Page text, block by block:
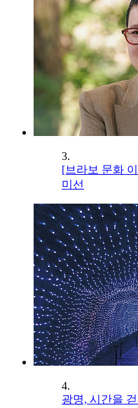
3.
[브라보 문화
미선
4.
광명, 시간을